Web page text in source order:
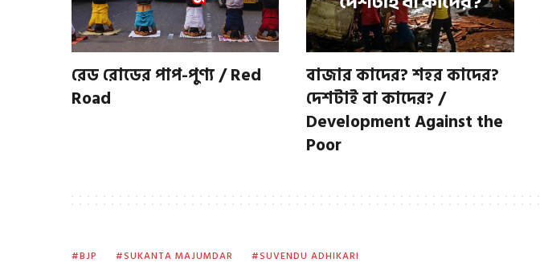
রেড রোডের পাপ-পুণ্য / Red
Road
বাজার কাদের? শহর কাদের?
দেশটাই বা কাদের? /
Development Against the
Poor
BJP SUKANTA MAJUMDAR SUVENDU ADHIKARI